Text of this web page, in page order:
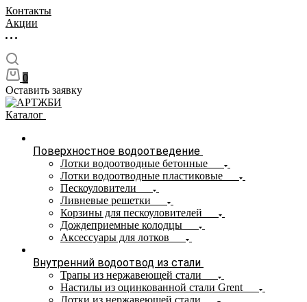
Контакты
Акции
0
Оставить заявку
Каталог
Поверхностное водоотведение
Лотки водоотводные бетонные
Лотки водоотводные пластиковые
Пескоуловители
Ливневые решетки
Корзины для пескоуловителей
Дождеприемные колодцы
Аксессуары для лотков
Внутренний водоотвод из стали
Трапы из нержавеющей стали
Настилы из оцинкованной стали Grent
Лотки из нержавеющей стали